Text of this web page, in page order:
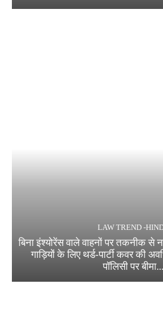
LAW TREND -
बिना इंश्योरेंस वाले वाहनों पर तकनीक
गाड़ियों के लिए थर्ड-पार्टी कवर की
पॉलिसी पर बीमा...